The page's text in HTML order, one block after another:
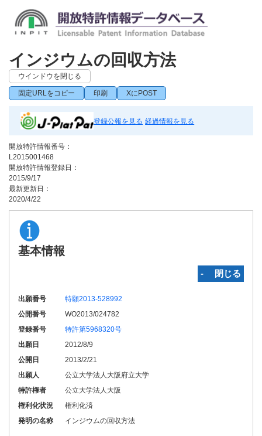
インジウムの回収方法
ウインドウを閉じる
固定URLをコピー 印刷 XにPOST
登録公報を見る 経過情報を見る
開放特許情報番号：
L2015001468
開放特許情報登録日：
2015/9/17
最新更新日：
2020/4/22
基本情報
‐ 閉じる
出願番号
特願2013-528992
公開番号
WO2013/024782
登録番号
特許第5968320号
出願日
2012/8/9
公開日
2013/2/21
出願人
公立大学法人大阪府立大学
特許権者
公立大学法人大阪
権利化状況
権利化済
発明の名称
インジウムの回収方法